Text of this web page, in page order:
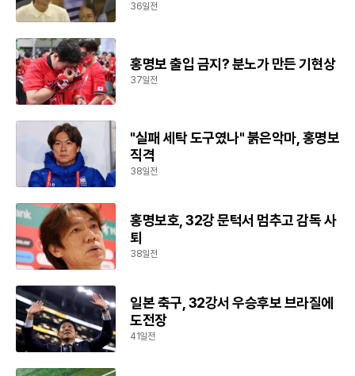
36일전
홍명보 출입 금지? 분노가 만든 기현상
37일전
"실패 세탁 도구였나" 붉은악마, 홍명보
직격
38일전
홍명보호, 32강 문턱서 멈추고 감독 사
퇴
38일전
일본 축구, 32강서 우승후보 브라질에
도전장
41일전